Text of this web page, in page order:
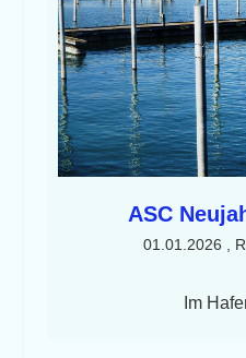
ASC
01.01.2026 ,
Im